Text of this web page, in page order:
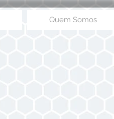
Quem Somos